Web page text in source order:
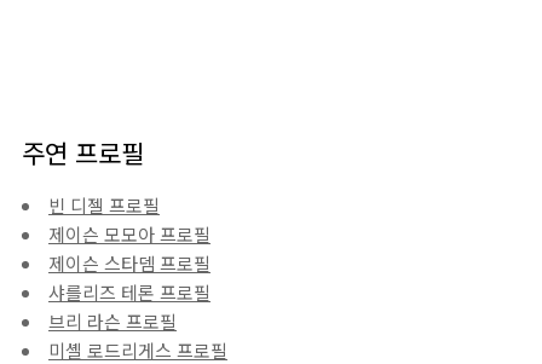
주연 프로필
빈 디젤 프로필
제이슨 모모아 프로필
제이슨 스타뎀 프로필
샤를리즈 테론 프로필
브리 라슨 프로필
미셸 로드리게스 프로필